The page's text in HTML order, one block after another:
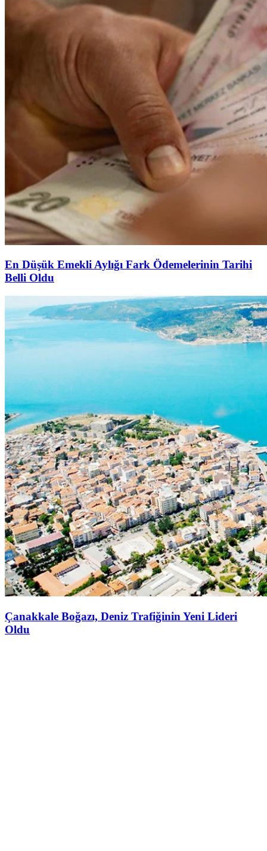
En Düşük Emekli Aylığı Fark Ödemelerinin Tarihi
Belli Oldu
Çanakkale Boğazı, Deniz Trafiğinin Yeni Lideri
Oldu